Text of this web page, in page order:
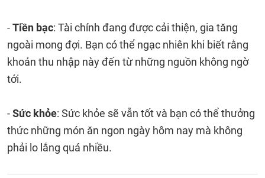
-Tiền bạc: Tài chính đang được cải thiện, gia tăng
ngoài mong đợi. Bạn có thể ngạc nhiên khi biết rằng
khoản thu nhập này đến từ những nguồn không ngờ
tới.
-Sức khỏe: Sức khỏe sẽ vẫn tốt và bạn có thể thưởng
thức những món ăn ngon ngày hôm nay mà không
phải lo lắng quá nhiều.